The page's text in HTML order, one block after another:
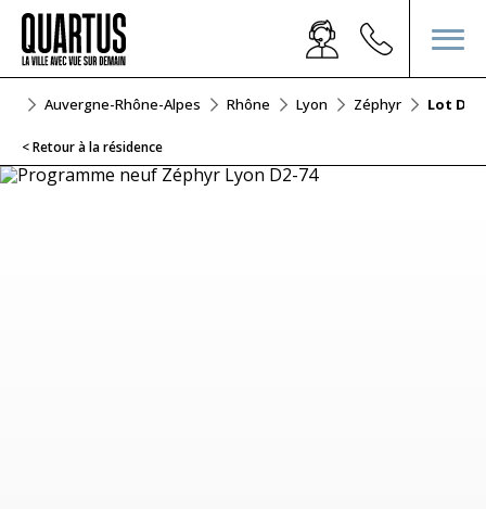
Auvergne-Rhône-Alpes Rhône Lyon Zéphyr Lot D2-
< Retour à la résidence